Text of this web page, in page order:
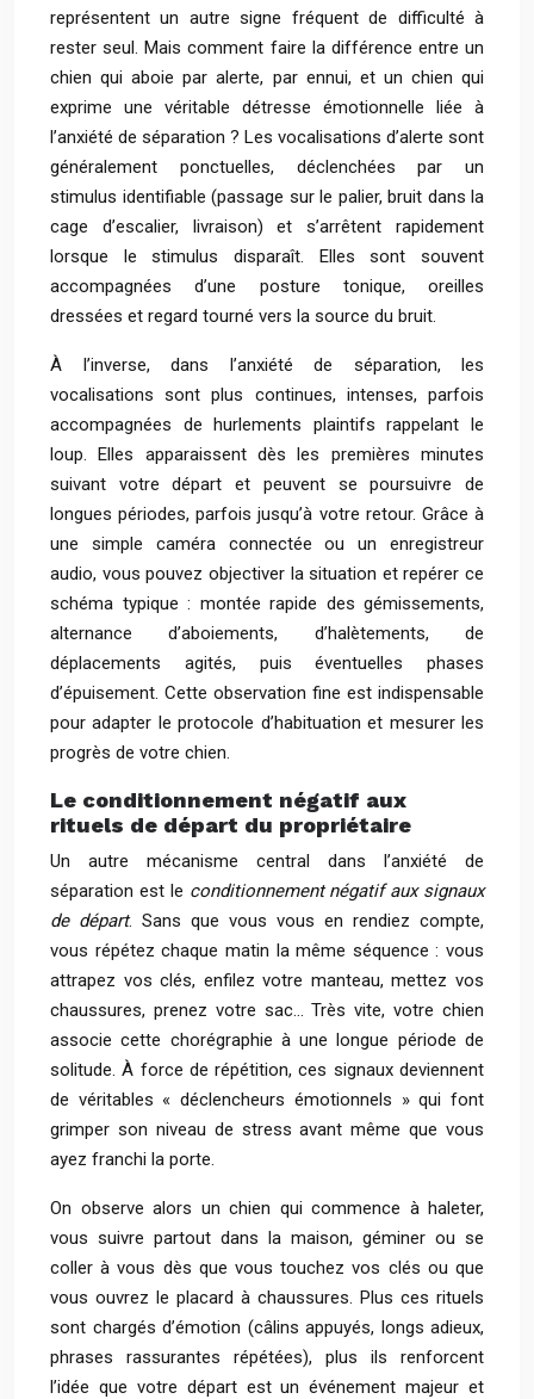
représentent un autre signe fréquent de difficulté à
rester seul. Mais comment faire la différence entre un
chien qui aboie par alerte, par ennui, et un chien qui
exprime une véritable détresse émotionnelle liée à
l’anxiété de séparation ? Les vocalisations d’alerte sont
généralement ponctuelles, déclenchées par un
stimulus identifiable (passage sur le palier, bruit dans la
cage d’escalier, livraison) et s’arrêtent rapidement
lorsque le stimulus disparaît. Elles sont souvent
accompagnées d’une posture tonique, oreilles
dressées et regard tourné vers la source du bruit.
À l’inverse, dans l’anxiété de séparation, les
vocalisations sont plus continues, intenses, parfois
accompagnées de hurlements plaintifs rappelant le
loup. Elles apparaissent dès les premières minutes
suivant votre départ et peuvent se poursuivre de
longues périodes, parfois jusqu’à votre retour. Grâce à
une simple caméra connectée ou un enregistreur
audio, vous pouvez objectiver la situation et repérer ce
schéma typique : montée rapide des gémissements,
alternance d’aboiements, d’halètements, de
déplacements agités, puis éventuelles phases
d’épuisement. Cette observation fine est indispensable
pour adapter le protocole d’habituation et mesurer les
progrès de votre chien.
Le conditionnement négatif aux
rituels de départ du propriétaire
Un autre mécanisme central dans l’anxiété de
séparation est le conditionnement négatif aux signaux
de départ. Sans que vous vous en rendiez compte,
vous répétez chaque matin la même séquence : vous
attrapez vos clés, enfilez votre manteau, mettez vos
chaussures, prenez votre sac… Très vite, votre chien
associe cette chorégraphie à une longue période de
solitude. À force de répétition, ces signaux deviennent
de véritables « déclencheurs émotionnels » qui font
grimper son niveau de stress avant même que vous
ayez franchi la porte.
On observe alors un chien qui commence à haleter,
vous suivre partout dans la maison, géminer ou se
coller à vous dès que vous touchez vos clés ou que
vous ouvrez le placard à chaussures. Plus ces rituels
sont chargés d’émotion (câlins appuyés, longs adieux,
phrases rassurantes répétées), plus ils renforcent
l’idée que votre départ est un événement majeur et